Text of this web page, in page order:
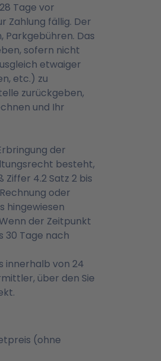
Tage vor
Zahlung fällig. Der
Parkgebühren. Das
sofern nicht
etwaiger
etc.) zu
zurückgeben,
und Ihr
der
besteht,
4.2 Satz 2 bis
oder
hingewiesen
der Zeitpunkt
30 Tage nach
innerhalb von 24
über den Sie
(ohne